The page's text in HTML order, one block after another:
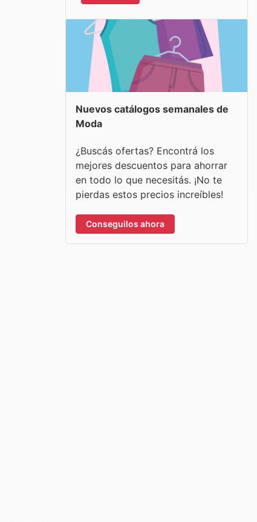
Nuevos catálogos semanales de
Moda
¿Buscás ofertas? Encontrá los
mejores descuentos para ahorrar
en todo lo que necesitás. ¡No te
pierdas estos precios increíbles!
Conseguilos ahora